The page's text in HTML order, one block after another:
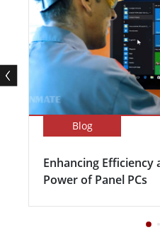
Blog
Enhancing Efficiency
Power of Panel PCs